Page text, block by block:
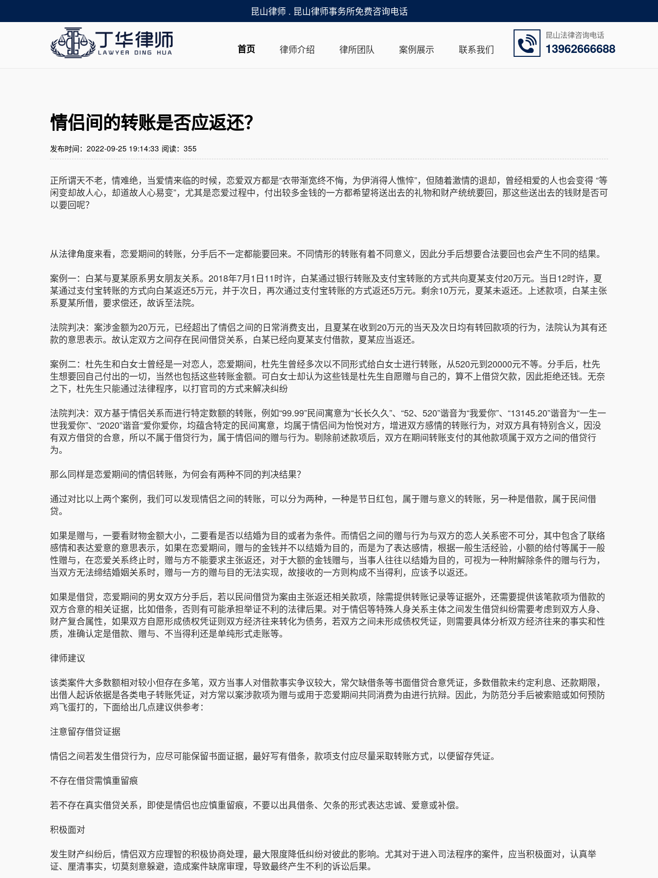
昆山律师 . 昆山律师事务所免费咨询电话
首页 律师介绍 律所团队 案例展示 联系我们
昆山法律咨询电话
13962666688
情侣间的转账是否应返还？
发布时间：2022-09-25 19:14:33 阅读： 355
正所谓天不老，情难绝，当爱情来临的时候，恋爱双方都是“衣带渐宽终不悔，为伊消得人憔悴”，但随着激情的退却，曾经相爱的人也会变得 “等
闲变却故人心，却道故人心易变”，尤其是恋爱过程中，付出较多金钱的一方都希望将送出去的礼物和财产统统要回，那这些送出去的钱财是否可
以要回呢？
从法律角度来看，恋爱期间的转账，分手后不一定都能要回来。不同情形的转账有着不同意义，因此分手后想要合法要回也会产生不同的结果。
案例一：白某与夏某原系男女朋友关系。2018年7月1日11时许，白某通过银行转账及支付宝转账的方式共向夏某支付20万元。当日12时许，夏
某通过支付宝转账的方式向白某返还5万元，并于次日，再次通过支付宝转账的方式返还5万元。剩余10万元，夏某未返还。上述款项，白某主张
系夏某所借，要求偿还，故诉至法院。
法院判决：案涉金额为20万元，已经超出了情侣之间的日常消费支出，且夏某在收到20万元的当天及次日均有转回款项的行为，法院认为其有还
款的意思表示。故认定双方之间存在民间借贷关系，白某已经向夏某支付借款，夏某应当返还。
案例二：杜先生和白女士曾经是一对恋人，恋爱期间，杜先生曾经多次以不同形式给白女士进行转账，从520元到20000元不等。分手后，杜先
生想要回自己付出的一切，当然也包括这些转账金额。可白女士却认为这些钱是杜先生自愿赠与自己的，算不上借贷欠款，因此拒绝还钱。无奈
之下，杜先生只能通过法律程序，以打官司的方式来解决纠纷
法院判决：双方基于情侣关系而进行特定数额的转账，例如“99.99”民间寓意为“长长久久”、“52、520”谐音为“我爱你”、“13145.20”谐音为“一生一
世我爱你”、“2020”谐音“爱你爱你，均蕴含特定的民间寓意，均属于情侣间为怡悦对方，增进双方感情的转账行为，对双方具有特别含义，因没
有双方借贷的合意，所以不属于借贷行为，属于情侣间的赠与行为。剔除前述款项后，双方在期间转账支付的其他款项属于双方之间的借贷行
为。
那么同样是恋爱期间的情侣转账，为何会有两种不同的判决结果？
通过对比以上两个案例，我们可以发现情侣之间的转账，可以分为两种，一种是节日红包，属于赠与意义的转账，另一种是借款，属于民间借
贷。
如果是赠与，一要看财物金额大小，二要看是否以结婚为目的或者为条件。而情侣之间的赠与行为与双方的恋人关系密不可分，其中包含了联络
感情和表达爱意的意思表示，如果在恋爱期间，赠与的金钱并不以结婚为目的，而是为了表达感情，根据一般生活经验，小额的给付等属于一般
性赠与，在恋爱关系终止时，赠与方不能要求主张返还，对于大额的金钱赠与，当事人往往以结婚为目的，可视为一种附解除条件的赠与行为，
当双方无法缔结婚姻关系时，赠与一方的赠与目的无法实现，故接收的一方则构成不当得利，应该予以返还。
如果是借贷，恋爱期间的男女双方分手后，若以民间借贷为案由主张返还相关款项，除需提供转账记录等证据外，还需要提供该笔款项为借款的
双方合意的相关证据，比如借条，否则有可能承担举证不利的法律后果。对于情侣等特殊人身关系主体之间发生借贷纠纷需要考虑到双方人身、
财产复合属性，如果双方自愿形成债权凭证则双方经济往来转化为债务，若双方之间未形成债权凭证，则需要具体分析双方经济往来的事实和性
质，准确认定是借款、赠与、不当得利还是单纯形式走账等。
律师建议
该类案件大多数额相对较小但存在多笔，双方当事人对借款事实争议较大，常欠缺借条等书面借贷合意凭证，多数借款未约定利息、还款期限，
出借人起诉依据是各类电子转账凭证，对方常以案涉款项为赠与或用于恋爱期间共同消费为由进行抗辩。因此，为防范分手后被索赔或如何预防
鸡飞蛋打的，下面给出几点建议供参考：
注意留存借贷证据
情侣之间若发生借贷行为，应尽可能保留书面证据，最好写有借条，款项支付应尽量采取转账方式，以便留存凭证。
不存在借贷需慎重留痕
若不存在真实借贷关系，即使是情侣也应慎重留痕，不要以出具借条、欠条的形式表达忠诚、爱意或补偿。
积极面对
发生财产纠纷后，情侣双方应理智的积极协商处理，最大限度降低纠纷对彼此的影响。尤其对于进入司法程序的案件，应当积极面对，认真举
证、厘清事实，切莫刻意躲避，造成案件缺席审理，导致最终产生不利的诉讼后果。